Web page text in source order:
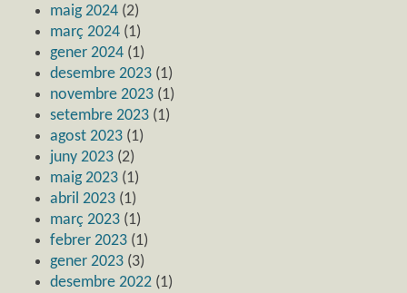
maig 2024 (2)
març 2024 (1)
gener 2024 (1)
desembre 2023 (1)
novembre 2023 (1)
setembre 2023 (1)
agost 2023 (1)
juny 2023 (2)
maig 2023 (1)
abril 2023 (1)
març 2023 (1)
febrer 2023 (1)
gener 2023 (3)
desembre 2022 (1)